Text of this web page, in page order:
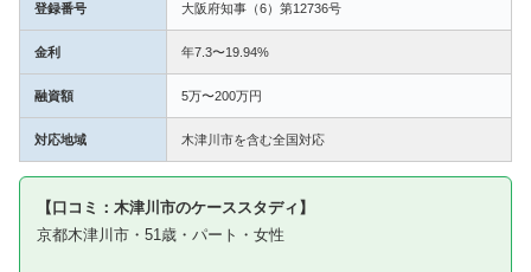
登録番号 大阪府知事（6）第12736号
金利 年7.3〜19.94%
融資額 5万〜200万円
対応地域 木津川市を含む全国対応
【口コミ：木津川市のケーススタディ】
京都木津川市・51歳・パート・女性